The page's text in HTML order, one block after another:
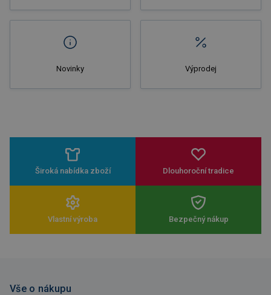
Novinky Výprodej
Široká nabídka zboží Dlouhoroční tradice
Vlastní výroba Bezpečný nákup
Vše o nákupu